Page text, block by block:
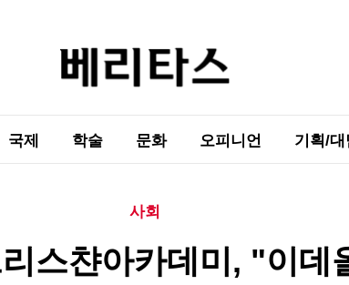
국제 학술 문화 오피니언 기획/대
사회
스챤아카데미, "이데